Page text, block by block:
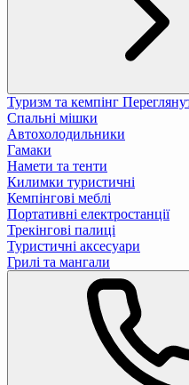
Туризм та кемпінг
Спальні мішки
Автохолодильники
Гамаки
Намети та тенти
Килимки туристичні
Кемпінгові меблі
Портативні електростанції
Трекінгові палиці
Туристичні аксесуари
Грилі та мангали